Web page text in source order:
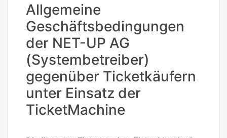
Allgemeine
Geschäftsbedingungen
der NET-UP AG
(Systembetreiber)
gegenüber Ticketkäufern
unter Einsatz der
TicketMachine